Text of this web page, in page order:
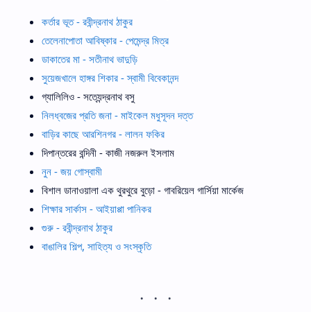
কর্তার ভূত - রবীন্দ্রনাথ ঠাকুর
তেলেনাপোতা আবিষ্কার - পেমেন্দ্র মিত্র
ডাকাতের মা - সতীনাথ ভাদুড়ি
সুয়েজখালে হাঙ্গর শিকার - স্বামী বিবেকানন্দ
গ্যালিলিও - সত্যেন্দ্রনাথ বসু
নিলধ্বজের প্রতি জনা - মাইকেল মধুসূদন দত্ত
বাড়ির কাছে আরশিনগর - লালন ফকির
দিপান্তরের বন্দিনী - কাজী নজরুল ইসলাম
নুন - জয় গোস্বামী
বিশাল ডানাওয়ালা এক থুরথুরে বুড়ো - গাবরিয়েল গার্সিয়া মার্কেজ
শিক্ষার সার্কাস - আইয়াপ্পা পানিকর
গুরু - রবীন্দ্রনাথ ঠাকুর
বাঙালির শিল্প, সাহিত্য ও সংস্কৃতি